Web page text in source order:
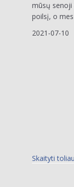
mūsų senoji
poilsį, o
2021-07-10
Skaityti toliau